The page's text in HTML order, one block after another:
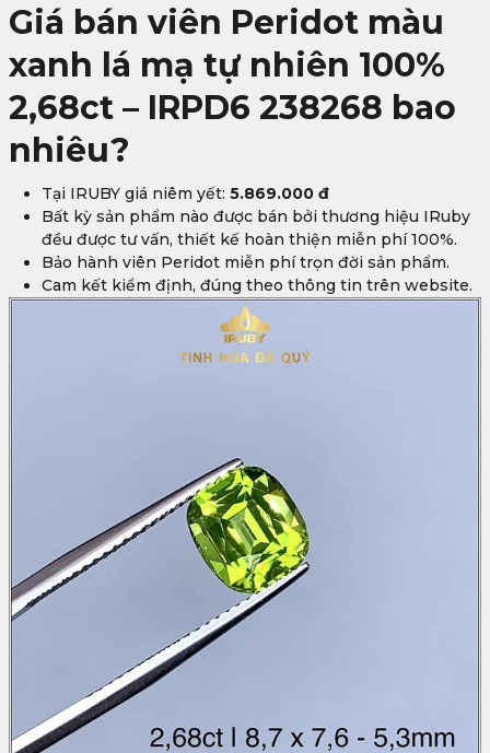
Giá bán viên Peridot màu
xanh lá mạ tự nhiên 100%
2,68ct – IRPD6 238268 bao
nhiêu?
Tại IRUBY giá niêm yết: 5.869.000 đ
Bất kỳ sản phẩm nào được bán bởi thương hiệu IRuby
đều được tư vấn, thiết kế hoàn thiện miễn phí 100%.
Bảo hành viên Peridot miễn phí trọn đời sản phẩm.
Cam kết kiểm định, đúng theo thông tin trên website.